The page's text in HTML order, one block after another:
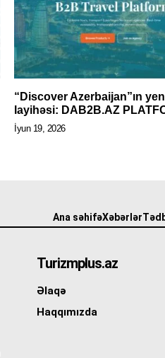
“Discover Azerbaijan”ın
layihəsi: DAB2B.AZ
İyun 19, 2026
Ana səhifəXəbərlər
Turizmplus.az
Əlaqə
Haqqımızda